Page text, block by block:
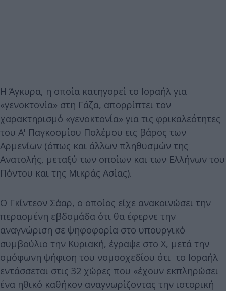
Η Άγκυρα, η οποία κατηγορεί το Ισραήλ για
«γενοκτονία» στη Γάζα, απορρίπτει τον
χαρακτηρισμό «γενοκτονία» για τις φρικαλεότητες
του Α' Παγκοσμίου Πολέμου εις βάρος των
Αρμενίων (όπως και άλλων πληθυσμών της
Ανατολής, μεταξύ των οποίων και των Ελλήνων του
Πόντου και της Μικράς Ασίας).
Ο Γκίντεον Σάαρ, ο οποίος είχε ανακοινώσει την
περασμένη εβδομάδα ότι θα έφερνε την
αναγνώριση σε ψηφοφορία στο υπουργικό
συμβούλιο την Κυριακή, έγραψε στο X, μετά την
ομόφωνη ψήφιση του νομοσχεδίου ότι το Ισραήλ
εντάσσεται στις 32 χώρες που «έχουν εκπληρώσει
ένα ηθικό καθήκον αναγνωρίζοντας την ιστορική